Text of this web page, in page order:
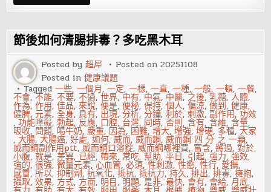
看
維
它
命
B
群
攝
取
方
法
節後如何清腸排毒？多吃黑木耳
Posted by超犀 Posted on20251108
Posted in健康議題
Tagged一些,一個月,一定,一樣,一直,一種,一般,一頓,一餐,
不會,不能,不要,不過,世界, 中有, 中氣, 中醫, 之後,乳糖,人體,
作為,作用,佳品,來說,便是,便秘,保持,個人,偏涼,做到,健康,
健脾,元素,全身,具有, 出現,分析,分鐘,利於,刺激,副作用,功效
,功能障礙,勃起, 反應, 口腔, 台灣, 同時,否則,含有,含維,含量,
吸收, 問題, 喝牛奶,嚴重, 因為, 困難,增大,增強,增硬, 多種,大家
,大腸,大腸癌,好處,如何,威而,威而鋼,威而鋼 四 分 之 一顆,
威而鋼副作用ptt,威而鋼口溶錠,威而鋼哪裡買, 富含,將過,對於,
小腹,就是,差異, 已經,帶來, 常吃,幫助,平日, 引起,強力,強效,
強的,很強,微量元素,心血管,必須,性刺激,性慾,性行, 愛撫,
感冒,所以,抑制劑,抗氧化,抵抗,抵抗力,持久,排出,排毒,擁抱,
攝取,效果, 方式, 方面, 明目, 明顯,是非,最快, 會有, 會給, 月底,